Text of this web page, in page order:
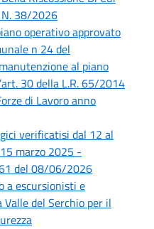
38/2026
operativo approvato
n 24 del
al piano
30 della L.R. 65/2014
di Lavoro anno
verificatisi dal 12 al
marzo 2025 -
del 08/06/2026
a escursionisti e
del Serchio per il